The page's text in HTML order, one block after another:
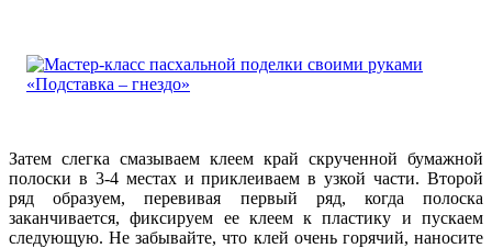
Затем слегка смазываем клеем край скрученной бумажной
полоски в 3-4 местах и приклеиваем в узкой части. Второй
ряд образуем, перевивая первый ряд, когда полоска
заканчивается, фиксируем ее клеем к пластику и пускаем
следующую. Не забывайте, что клей очень горячий, наносите